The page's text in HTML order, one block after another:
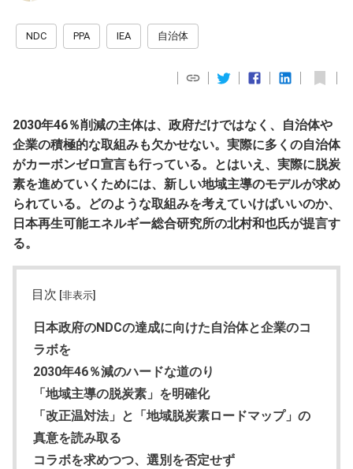
NDC PPA IEA 自治体
2030年46％削減の主体は、政府だけではなく、自治体や
企業の積極的な取組みも欠かせない。実際に多くの自治体
がカーボンゼロ宣言も行っている。とはいえ、実際に脱炭
素を進めていくためには、新しい地域主導のモデルが求め
られている。どのような取組みを考えていけばいいのか、
日本再生可能エネルギー総合研究所の北村和也氏が提言す
る。
目次 [非表示]
日本政府のNDCの達成に向けた自治体と企業のコ
ラボを
2030年46％減のハードな道のり
「地域主導の脱炭素」を明確化
「改正温対法」と「地域脱炭素ロードマップ」の
真意を読み取る
コラボを求めつつ、選別を否定せず